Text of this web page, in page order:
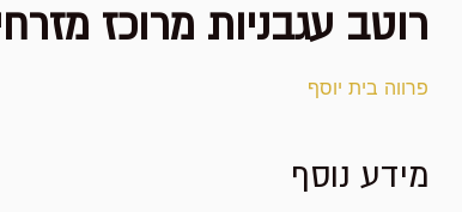
רוטב עגבניות מרוכז מזרחי 4
פרווה בית יוסף
מידע נוסף